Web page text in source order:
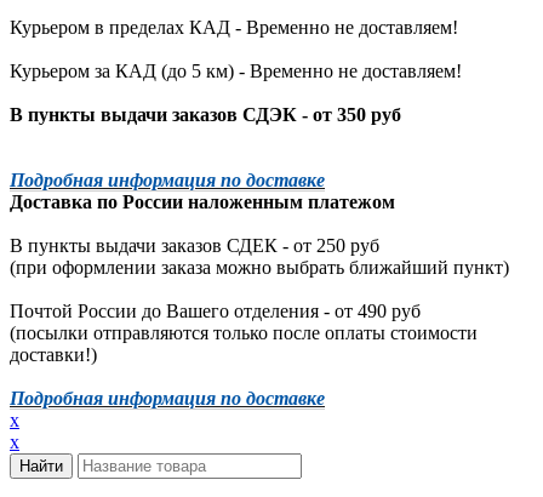
Курьером в пределах КАД - Временно не доставляем!
Курьером за КАД (до 5 км) - Временно не доставляем!
В пункты выдачи заказов СДЭК - от 350 руб
Подробная информация по доставке
Доставка по России наложенным платежом
В пункты выдачи заказов СДЕК - от 250 руб
(при оформлении заказа можно выбрать ближайший пункт)
Почтой России до Вашего отделения - от 490 руб
(посылки отправляются только после оплаты стоимости
доставки!)
Подробная информация по доставке
x
x